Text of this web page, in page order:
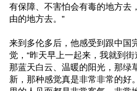
有保障、不害怕会有毒的地方去
由的地方去。”
来到多伦多后，他感受到跟中国
觉，“昨天早上一起来，我就到街
那蓝天白云、温暖的阳光，那绿
新，那种感觉真是非常非常的好